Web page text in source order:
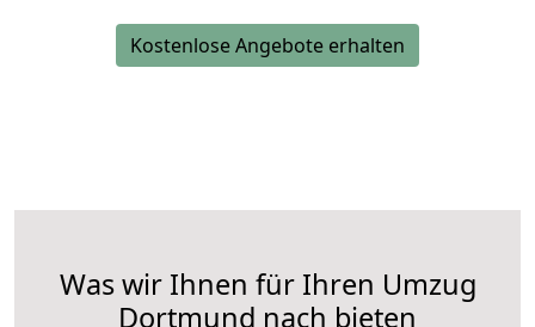
Kostenlose Angebote erhalten
Was wir Ihnen für Ihren Umzug
Dortmund nach bieten